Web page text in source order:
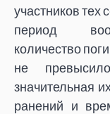
участников тех
период
количество
не
значительная
ранений и